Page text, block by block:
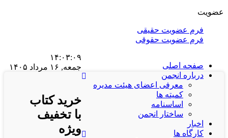
عضویت
فرم عضویت حقیقی
فرم عضویت حقوقی
صفحه اصلی
درباره انجمن
معرفی اعضای هیئت مدیره
کمیته ها
اساسنامه
ساختار انجمن
اخبار
کارگاه ها
۱۴:۰۳:۰۹
جمعه, ۱۶ مرداد ۱۴۰۵
خرید کتاب
با تخفیف
ویژه